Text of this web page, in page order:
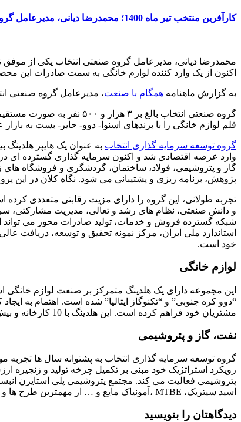
کارآفرین منتخب تیر ماه 1400؛ محمدرضا دیانی، مدیرعامل گروه صنعتی انتخاب
محمدرضا دیانی، مدیرعامل گروه صنعتی انتخاب یکی از
اکنون از یک وارد کننده لوازم خانگی به سمت صادرات این
به گزارش ماهنامه همگام با صنعت، مدیرعامل گروه صنعتی
قلم لوازم خانگی را با برندهای اسنوا- دوو- حایر- بست به
گروه توسعه سرمایه گذاری انتخاب به عنوان یک هایپر
وارد عرصه اقتصادی شد و اکنون سرمایه گذاری گسترده ای در
گاز و پتروشیمی، فولاد، ساختمان، گردشگری و فروشگاه های
پژوهش، برنامه ریزی و پشتیبانی می شود. نگاه کلان در این
تجربه طولانی، این گروه را دارای مزیت رقابتی متعددی
و دانش صنعتی، نظام های رشد و تعالی، مدیریت مشارکتی،
شبکه گسترده فروش و خدمات، تولید صادرات محور می تواند از
استاندارد ملی ایران، مرکز نمونه تحقیق و توسعه، دریافت
خود است.
لوازم خانگی
این مجموعه دارای یک هلدینگ متمرکز بر صنعت لوازم خانگی
“دوو کره جنوبی” و “تکنوگاز ایتالیا” شده است. اهتمام به
مشتریان خود فراهم کرده است. این هلدینگ با 10 کارخانه و بیش از 300 کارگاه تولید قطعات، از افتخارات گروه توسعه سرمایه گذاری انتخاب محسوب می شود.
نفت، گاز و پتروشیمی
گروه توسعه سرمایه گذاری انتخاب به پشتوانه سال ها تجربه
رویکرد استراتژیک خود مبنی بر تکمیل چرخه تولید و زنجیره
اسید سیتریک، MTBE ،آمونیاک مایع و … از مهمترین طرح ها و پروژه های در دست ساخت و یا توسعه این حوزه است.
دیدگاهتان را بنویسید